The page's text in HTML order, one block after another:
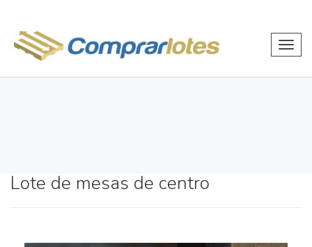
Lote de mesas de centro